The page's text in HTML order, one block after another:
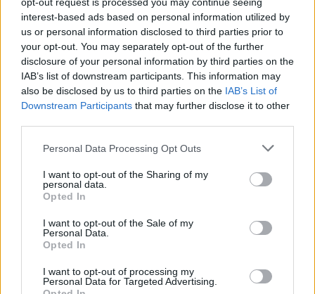
interest-based ads based on personal information utilized by
us or personal information disclosed to third parties prior to
your opt-out. You may separately opt-out of the further
disclosure of your personal information by third parties on the
IAB’s list of downstream participants. This information may
also be disclosed by us to third parties on the IAB’s List of
Downstream Participants that may further disclose it to other
Please note that this website/app uses one or more Google
not limited to your visit or usage behaviour. You may click to
grant or deny consent to Google and its third-party tags to
use your data for below specified purposes in below Google
consent section.
Personal Data Processing Opt Outs
I want to opt-out of the Sharing of my
personal data.
Opted In
I want to opt-out of the Sale of my
Personal Data.
Opted In
I want to opt-out of processing my
Personal Data for Targeted Advertising.
három lépésben!
színes_ötletek•2024. április 26.